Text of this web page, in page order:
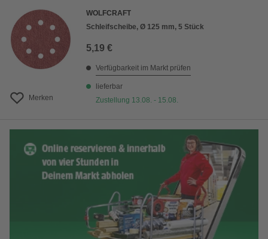
Merken
WOLFCRAFT
Schleifscheibe, Ø 125 mm, 5 Stück
5,19 €
Verfügbarkeit im Markt prüfen
lieferbar
Zustellung 13.08. - 15.08.